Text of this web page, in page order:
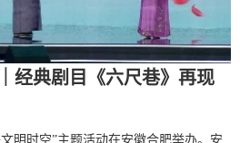
经典剧目《六尺巷》再现
明时空”主题活动在安徽合肥举办。安